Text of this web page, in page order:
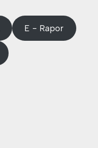
E - Rapor